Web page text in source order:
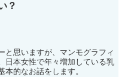
？
と思いますが、マンモグラフィ
日本女性で年々増加している乳
的なお話をします。